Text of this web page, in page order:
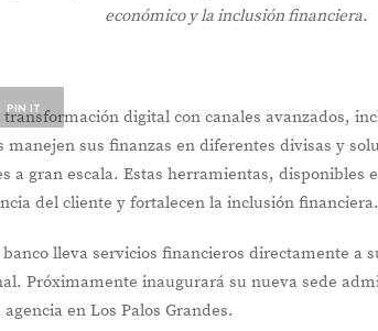
económico y la inclusión financiera.
PIN IT
digital con canales avanzados,
manejen sus finanzas en diferentes divisas y
a gran escala. Estas herramientas, disponibles
del cliente y fortalecen la inclusión financiera.
banco lleva servicios financieros directamente a
Próximamente inaugurará su nueva sede
en Los Palos Grandes.